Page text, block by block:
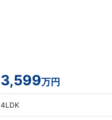
3,599万円
4LDK